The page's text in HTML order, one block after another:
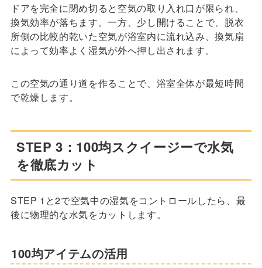
ドアを完全に閉め切ると空気の取り入れ口が限られ、
換気効率が落ちます。一方、少し開けることで、脱衣
所側の比較的乾いた空気が浴室内に流れ込み、換気扇
によって効率よく湿気が外へ押し出されます。
この空気の通り道を作ることで、浴室全体が最短時間
で乾燥します。
STEP 3：100均スクイージーで水気
を徹底カット
STEP 1と2で空気中の湿気をコントロールしたら、最
後に物理的な水気をカットします。
100均アイテムの活用